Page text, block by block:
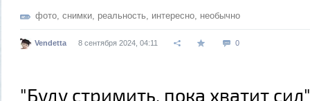
фото снимки реальность интересно необычно
Vendetta 8 сентября 2024, 04:11 0
"Буду стримить, пока хватит